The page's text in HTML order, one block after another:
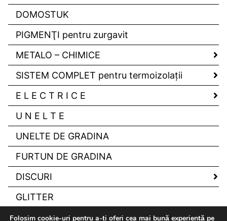
DOMOSTUK
PIGMENŢI pentru zurgavit
METALO – CHIMICE
SISTEM COMPLET pentru termoizolaţii
E L E C T R I C E
U N E L T E
UNELTE DE GRADINA
FURTUN DE GRADINA
DISCURI
GLITTER
Folosim cookie-uri pentru a-ți oferi cea mai bună experiență pe